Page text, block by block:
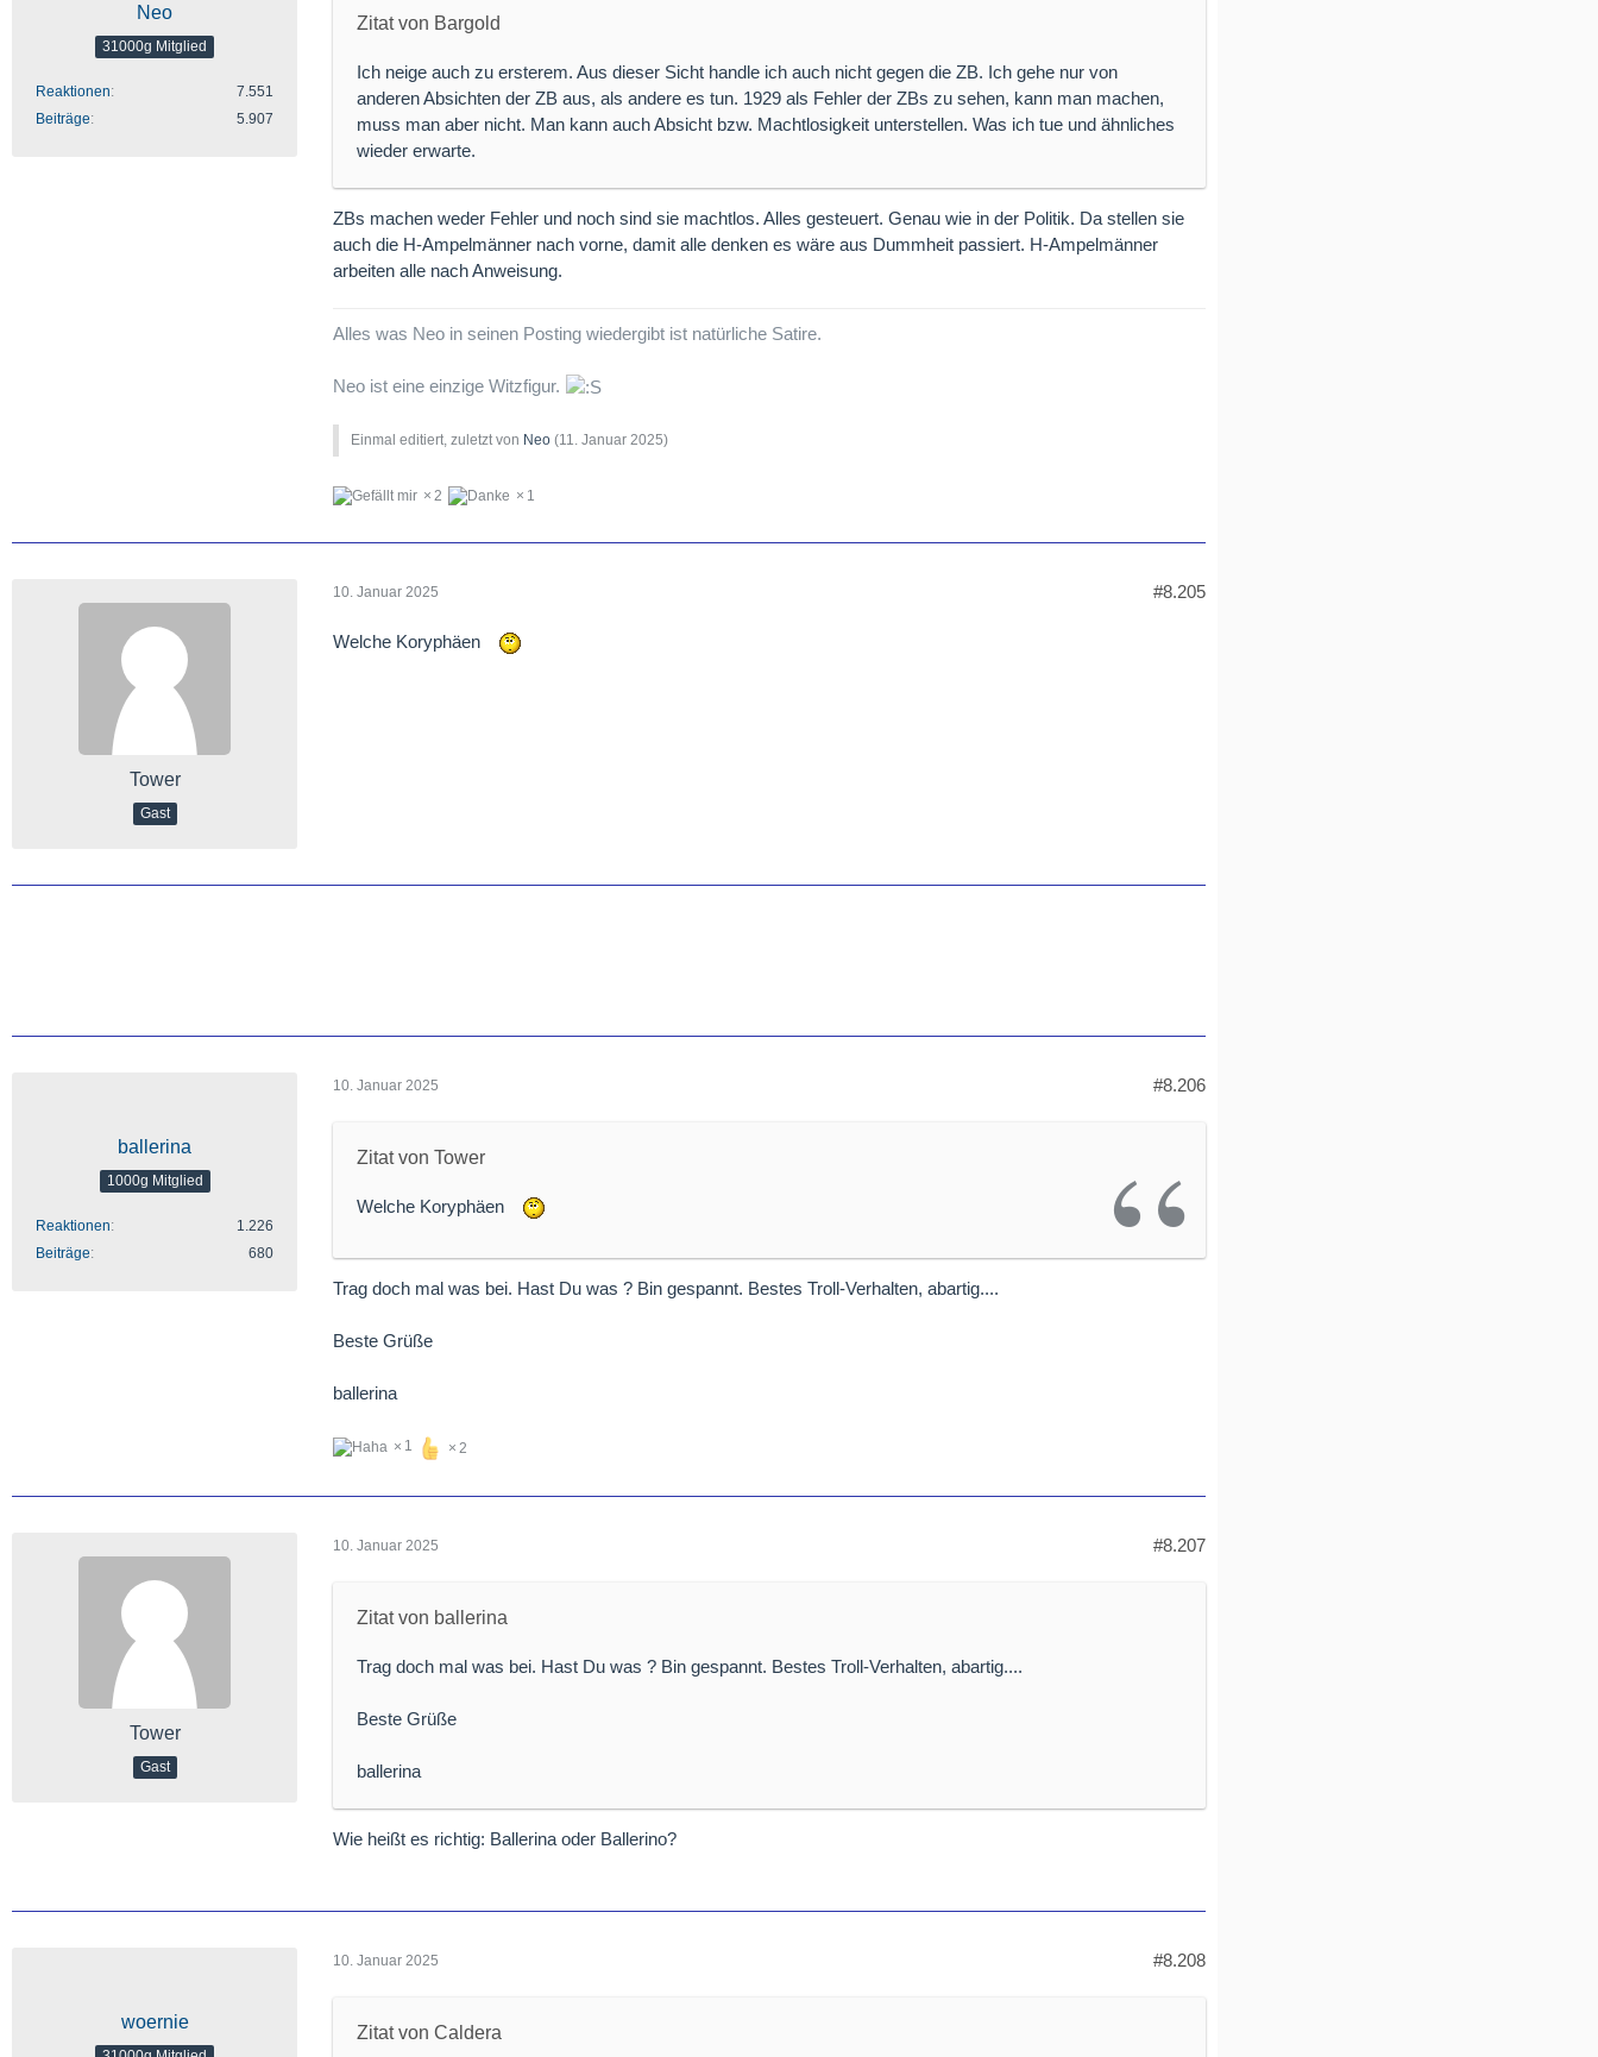
Neo
31000g Mitglied
Reaktionen
7.551
Beiträge
5.907
Zitat von Bargold
Ich neige auch zu ersterem. Aus dieser Sicht handle ich auch nicht gegen die ZB. Ich gehe nur von
anderen Absichten der ZB aus, als andere es tun. 1929 als Fehler der ZBs zu sehen, kann man machen,
muss man aber nicht. Man kann auch Absicht bzw. Machtlosigkeit unterstellen. Was ich tue und ähnliches
wieder erwarte.
ZBs machen weder Fehler und noch sind sie machtlos. Alles gesteuert. Genau wie in der Politik. Da stellen sie
auch die H-Ampelmänner nach vorne, damit alle denken es wäre aus Dummheit passiert. H-Ampelmänner
arbeiten alle nach Anweisung.
Alles was Neo in seinen Posting wiedergibt ist natürliche Satire.
Neo ist eine einzige Witzfigur.
Einmal editiert, zuletzt von Neo (11. Januar 2025)
2 1
Tower
Gast
10. Januar 2025 #8.205
Welche Koryphäen
ballerina
1000g Mitglied
Reaktionen
1.226
Beiträge
680
10. Januar 2025 #8.206
Zitat von Tower
Welche Koryphäen
Trag doch mal was bei. Hast Du was ? Bin gespannt. Bestes Troll-Verhalten, abartig....
Beste Grüße
ballerina
1 2
Tower
Gast
10. Januar 2025 #8.207
Zitat von ballerina
Trag doch mal was bei. Hast Du was ? Bin gespannt. Bestes Troll-Verhalten, abartig....
Beste Grüße
ballerina
Wie heißt es richtig: Ballerina oder Ballerino?
woernie
10. Januar 2025 #8.208
Zitat von Caldera